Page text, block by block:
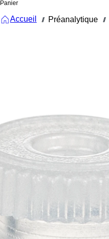
Panier
Accueil /// Préanalytique ///